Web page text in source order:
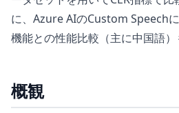
に、Azure AIのCustom Speech
機能との性能比較（主に中国語）
概観